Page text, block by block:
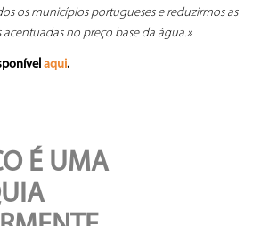
os municípios portugueses e reduzirmos as
acentuadas no preço base da água.»
aqui.
É UMA